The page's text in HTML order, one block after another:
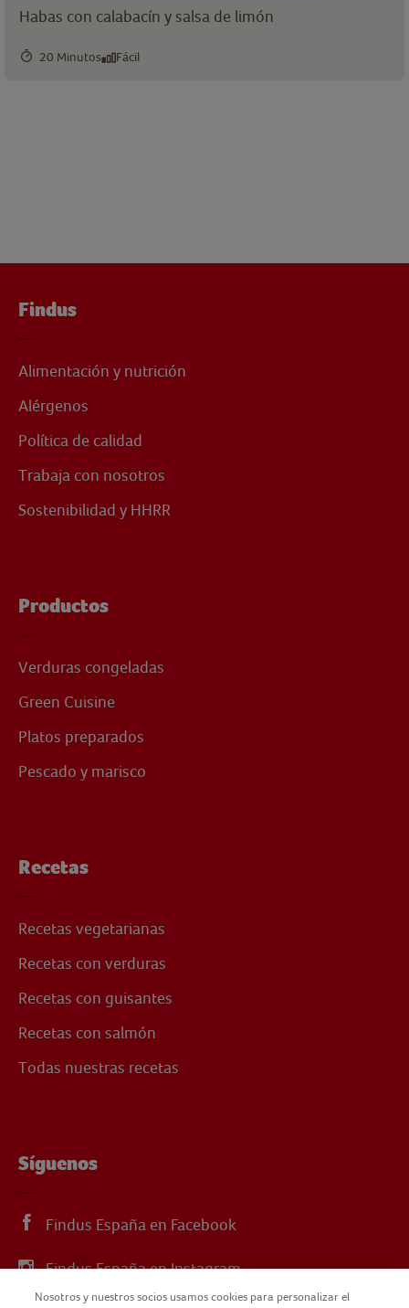
Habas con calabacín y salsa de limón
20 Minutos Fácil
Findus
Alimentación y nutrición
Alérgenos
Política de calidad
Trabaja con nosotros
Sostenibilidad y HHRR
Productos
Verduras congeladas
Green Cuisine
Platos preparados
Pescado y marisco
Recetas
Recetas vegetarianas
Recetas con verduras
Recetas con guisantes
Recetas con salmón
Todas nuestras recetas
Síguenos
Findus España en Facebook
Findus España en Instagram
Nosotros y nuestros socios usamos cookies para personalizar el